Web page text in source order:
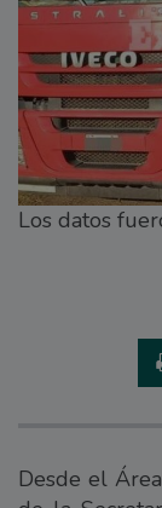
Los datos
Desde el